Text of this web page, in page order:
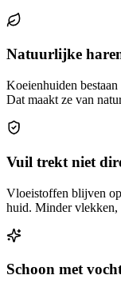
Natuurlijke
Koeienhuiden
Dat maakt ze van
Vuil trekt niet
Vloeistoffen blijven
huid. Minder vlekken,
Schoon met